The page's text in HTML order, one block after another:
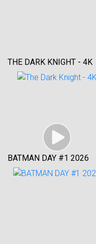
THE DARK KNIGHT - 4K
BATMAN DAY #1 2026